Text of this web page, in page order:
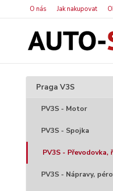
O nás Jak nakupovat
Praga V3S
PV3S - Motor
PV3S - Spojka
PV3S - Převodovka,
PV3S - Nápravy,